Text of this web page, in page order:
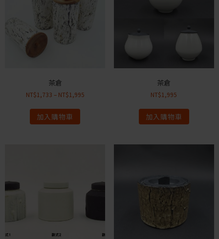
茶倉
NT$1,733 – NT$1,995
加入購物車
茶倉
NT$1,995
加入購物車